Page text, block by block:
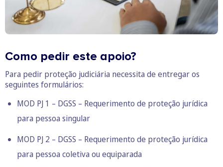
Como pedir este apoio?
Para pedir proteção judiciária necessita de entregar os
seguintes formulários:
MOD PJ 1 – DGSS – Requerimento de proteção jurídica
para pessoa singular
MOD PJ 2 – DGSS – Requerimento de proteção jurídica
para pessoa coletiva ou equiparada